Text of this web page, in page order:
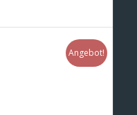
Angebot!